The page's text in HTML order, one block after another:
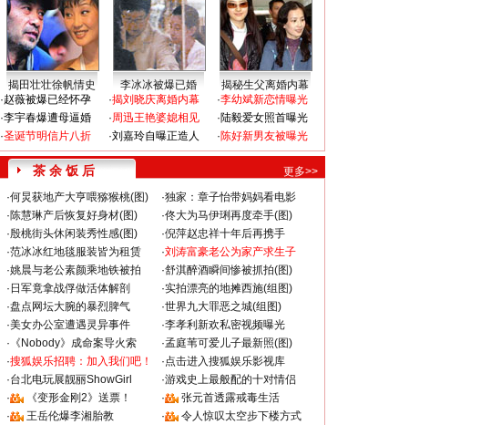
揭田壮壮徐帆情史 李冰冰被爆已婚
揭秘生父离婚内幕
·赵薇被爆已经怀孕
·李宇春爆遭母逼婚
·圣诞节明信片八折
·揭刘晓庆离婚内幕
·周迅王艳婆媳相见
·刘嘉玲自曝正造人
·李幼斌新恋情曝光
·陆毅爱女照首曝光
·陈好新男友被曝光
茶 余 饭 后
更多>>
·何炅获地产大亨喂猕猴桃(图) ·独家：章子怡带妈妈看电影
·陈慧琳产后恢复好身材(图) ·佟大为马伊琍再度牵手(图)
·殷桃街头休闲装秀性感(图) ·倪萍赵忠祥十年后再携手
·范冰冰红地毯服装皆为租赁 ·刘涛富豪老公为家产求生子
·姚晨与老公素颜乘地铁被拍 ·舒淇醉酒瞬间惨被抓拍(图)
· 日军竟拿战俘做活体解剖 ·实拍漂亮的地摊西施(组图)
·盘点网坛大腕的暴烈脾气 ·世界九大罪恶之城(组图)
·美女办公室遭遇灵异事件 ·李孝利新欢私密视频曝光
· 《Nobody》成命案导火索 ·孟庭苇可爱儿子最新照(图)
·搜狐娱乐招聘：加入我们吧！ ·点击进入搜狐娱乐影视库
·台北电玩展靓丽ShowGirl ·游戏史上最般配的十对情侣
·
《变形金刚2》送票！ ·
张元首透露戒毒生活
·
王岳伦爆李湘胎教 · 令人惊叹太空步下楼方式